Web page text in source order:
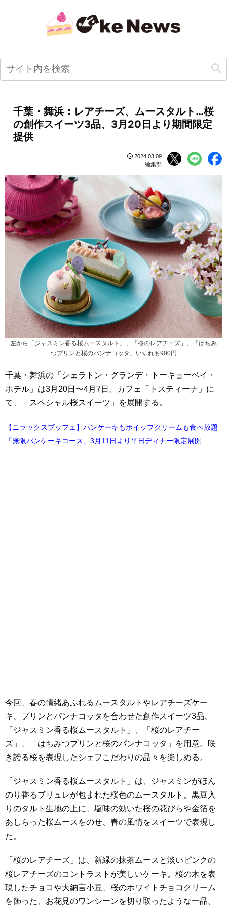
千葉・舞浜：レアチーズ、ムースタルト…桜
の創作スイーツ3品、3月20日より期間限定
提供
2024.03.09
編集部
左から「ジャスミン香る桜ムースタルト」、「桜のレアチーズ」、「はちみ
つプリンと桜のパンナコッタ」いずれも900円
千葉・舞浜の「シェラトン・グランデ・トーキョーベイ・
ホテル」は3月20日〜4月7日、カフェ「トスティーナ」に
て、「スペシャル桜スイーツ」を展開する。
【ニラックスブッフェ】パンケーキもホイップクリームも食べ放題
「無限パンケーキコース」3月11日より平日ディナー限定展開
今回、春の情緒あふれるムースタルトやレアチーズケー
キ、プリンとパンナコッタを合わせた創作スイーツ3品、
「ジャスミン香る桜ムースタルト」、「桜のレアチー
ズ」、「はちみつプリンと桜のパンナコッタ」を用意。咲
き誇る桜を表現したシェフこだわりの品々を楽しめる。
「ジャスミン香る桜ムースタルト」は、ジャスミンがほん
のり香るブリュレが包まれた桜色のムースタルト。黒豆入
りのタルト生地の上に、塩味の効いた桜の花びらや金箔を
あしらった桜ムースをのせ、春の風情をスイーツで表現し
た。
「桜のレアチーズ」は、新緑の抹茶ムースと淡いピンクの
桜レアチーズのコントラストが美しいケーキ。桜の木を表
現したチョコや大納言小豆、桜のホワイトチョコクリーム
を飾った、お花見のワンシーンを切り取ったような一品。